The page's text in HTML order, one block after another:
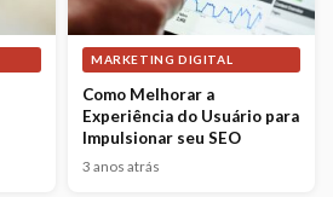
MARKETING DIGITAL
Como Melhorar a
Experiência do Usuário para
Impulsionar seu SEO
3 anos atrás